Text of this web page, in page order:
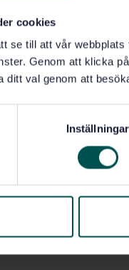
cookies
se till att vår
Genom att klicka
ditt val genom att
Inställningar